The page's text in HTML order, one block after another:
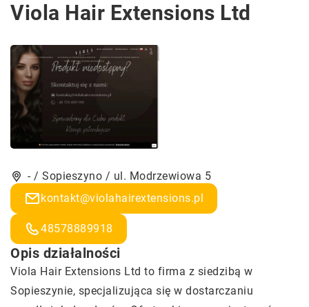
Viola Hair Extensions Ltd
- / Sopieszyno / ul. Modrzewiowa 5
kontakt@violahairextensions.pl
48578889918
Opis działalności
Viola Hair Extensions Ltd to firma z siedzibą w
Sopieszynie, specjalizująca się w dostarczaniu